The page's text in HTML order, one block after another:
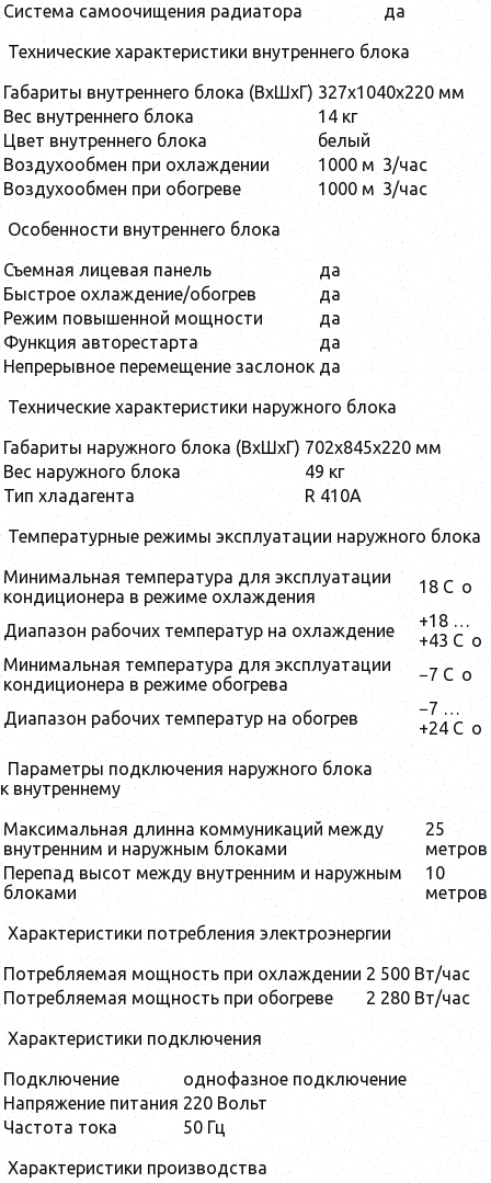
Система самоочищения радиатора
да
Технические характеристики внутреннего блока
Габариты внутреннего блока (ВхШхГ) 327x1040x220 мм
Вес внутреннего блока
14 кг
Цвет внутреннего блока
белый
Воздухообмен при охлаждении
1000 м 3/час
Воздухообмен при обогреве
1000 м 3/час
Особенности внутреннего блока
Съемная лицевая панель
да
Быстрое охлаждение/обогрев
да
Режим повышенной мощности
да
Функция авторестарта
да
Непрерывное перемещение заслонок да
Технические характеристики наружного блока
Габариты наружного блока (ВхШхГ) 702x845x220 мм
Вес наружного блока
49 кг
Тип хладагента
R 410A
Температурные режимы эксплуатации наружного блока
Минимальная температура для эксплуатации
кондиционера в режиме охлаждения
18 C o
Диапазон рабочих температур на охлаждение
+18 …
+43 C o
Минимальная температура для эксплуатации
кондиционера в режиме обогрева
−7 C o
Диапазон рабочих температур на обогрев
−7 …
+24 C o
Параметры подключения наружного блока
к внутреннему
Максимальная длинна коммуникаций между
внутренним и наружным блоками
25
метров
Перепад высот между внутренним и наружным
блоками
10
метров
Характеристики потребления электроэнергии
Потребляемая мощность при охлаждении 2 500 Вт/час
Потребляемая мощность при обогреве
2 280 Вт/час
Характеристики подключения
Подключение
однофазное подключение
Напряжение питания 220 Вольт
Частота тока
50 Гц
Характеристики производства